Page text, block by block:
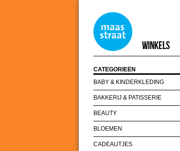
Winkels
CATEGORIEËN
BABY & KINDERKLEDING
BAKKERIJ & PATISSERIE
BEAUTY
BLOEMEN
CADEAUTJES